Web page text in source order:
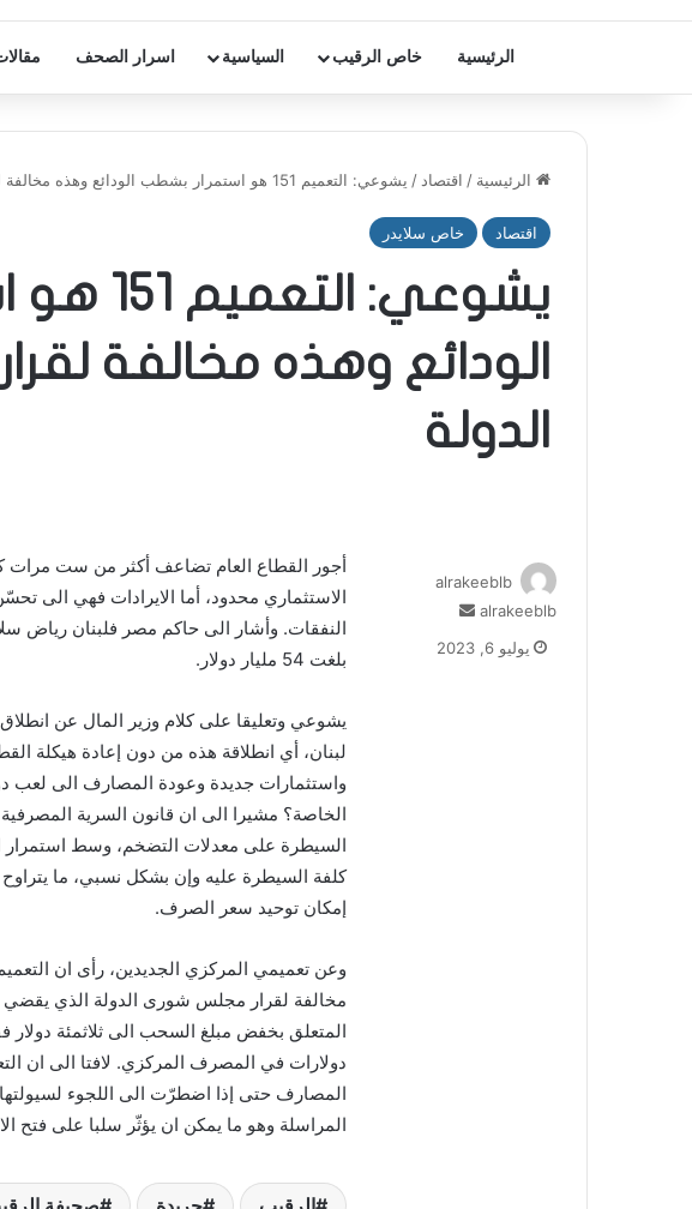
الرئيسية خاص الرقيب السياسية اسرار الصحف
الرئيسية / اقتصاد / يشوعي: التعميم 151 هو استمرار بشطب الودائع وهذه مخالفة لقرار مجلس شورى الدولة
اقتصاد خاص سلايدر
يشوعي:
الودائع وهذه مخالفة
الدولة
أجور القطاع العام تضاعف أكثر من ست مرات
الاستثماري محدود، أما الايرادات فهي الى
النفقات. وأشار الى حاكم مصر فلبنان رياض
بلغت 54 مليار دولار.
يشوعي وتعليقا على كلام وزير المال عن
لبنان، أي انطلاقة هذه من دون إعادة هيكلة
واستثمارات جديدة وعودة المصارف الى لعب
الخاصة؟ مشيرا الى ان قانون السرية المصرفية
السيطرة على معدلات التضخم، وسط
إمكان توحيد سعر الصرف.
مخالفة لقرار مجلس شورى الدولة الذي يقضي
المتعلق بخفض مبلغ السحب الى ثلاثمئة
دولارات في المصرف المركزي. لافتا الى ان
المصارف حتى إذا اضطرّت الى اللجوء لسيولتها
المراسلة وهو ما يمكن ان يؤثّر سلبا على فتح
alrakeeblb
alrakeeblb
يوليو 6, 2023